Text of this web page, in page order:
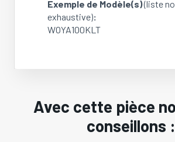
Exemple de Modèle(s)(liste
exhaustive):
WOYA100KLT
Avec cette pièce
conseillons :